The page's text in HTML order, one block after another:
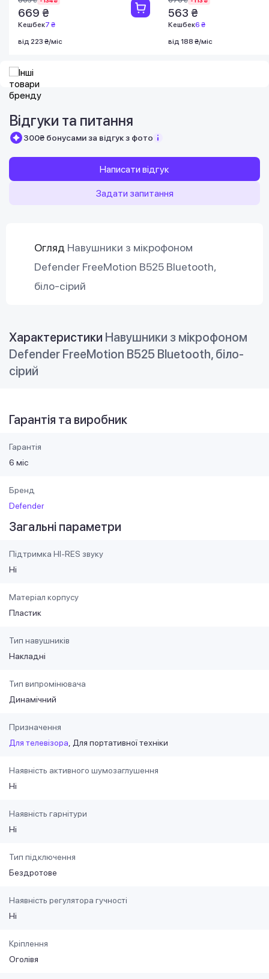
669 ₴
Кешбек7 ₴
від 223 ₴/міс
563 ₴
Кешбек6 ₴
від 188 ₴/міс
Відгуки та питання
300₴ бонусами за відгук з фото
Написати відгук
Задати запитання
Огляд Навушники з мікрофоном
Defender FreeMotion B525 Bluetooth,
біло-сірий
Характеристики Навушники з мікрофоном
Defender FreeMotion B525 Bluetooth, біло-
сірий
Гарантія та виробник
Гарантія
6 міс
Бренд
Defender
Загальні параметри
Підтримка HI-RES звуку
Ні
Матеріал корпусу
Пластик
Тип навушників
Накладні
Тип випромінювача
Динамічний
Призначення
Для телевізора
Для портативної техніки
Наявність активного шумозаглушення
Ні
Наявність гарнітури
Ні
Тип підключення
Бездротове
Наявність регулятора гучності
Ні
Кріплення
Оголівя